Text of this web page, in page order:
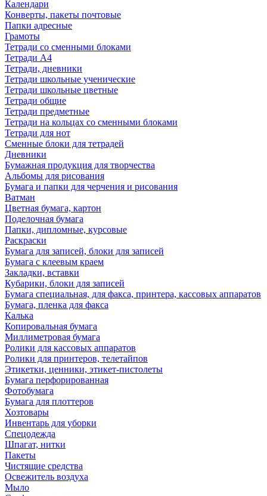
Календари
Конверты, пакеты почтовые
Папки адресные
Грамоты
Тетради со сменными блоками
Тетради А4
Тетради, дневники
Тетради школьные ученические
Тетради школьные цветные
Тетради общие
Тетради предметные
Тетради на кольцах со сменными блоками
Тетради для нот
Сменные блоки для тетрадей
Дневники
Бумажная продукция для творчества
Альбомы для рисования
Бумага и папки для черчения и рисования
Ватман
Цветная бумага, картон
Поделочная бумага
Папки, дипломные, курсовые
Раскраски
Бумага для записей, блоки для записей
Бумага с клеевым краем
Закладки, вставки
Кубарики, блоки для записей
Бумага специальная, для факса, принтера, кассовых аппаратов
Бумага, пленка для факса
Калька
Копировальная бумага
Миллиметровая бумага
Ролики для кассовых аппаратов
Ролики для принтеров, телетайпов
Этикетки, ценники, этикет-пистолеты
Бумага перфорированная
Фотобумага
Бумага для плоттеров
Хозтовары
Инвентарь для уборки
Спецодежда
Шпагат, нитки
Пакеты
Чистящие средства
Освежитель воздуха
Мыло